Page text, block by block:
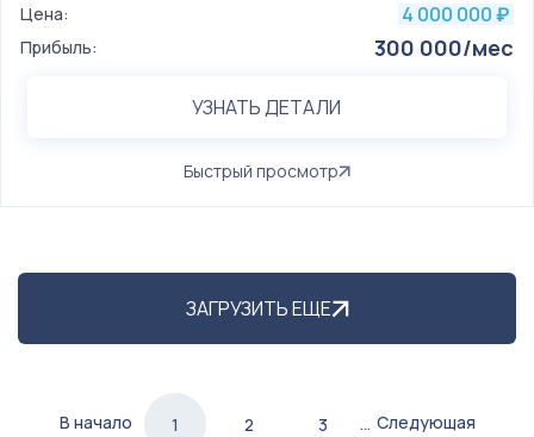
Цена:
4 000 000 ₽
Прибыль: 300 000/мес
УЗНАТЬ ДЕТАЛИ
Быстрый просмотр
ЗАГРУЗИТЬ ЕЩЕ
В начало 1 2 3 … Следующая